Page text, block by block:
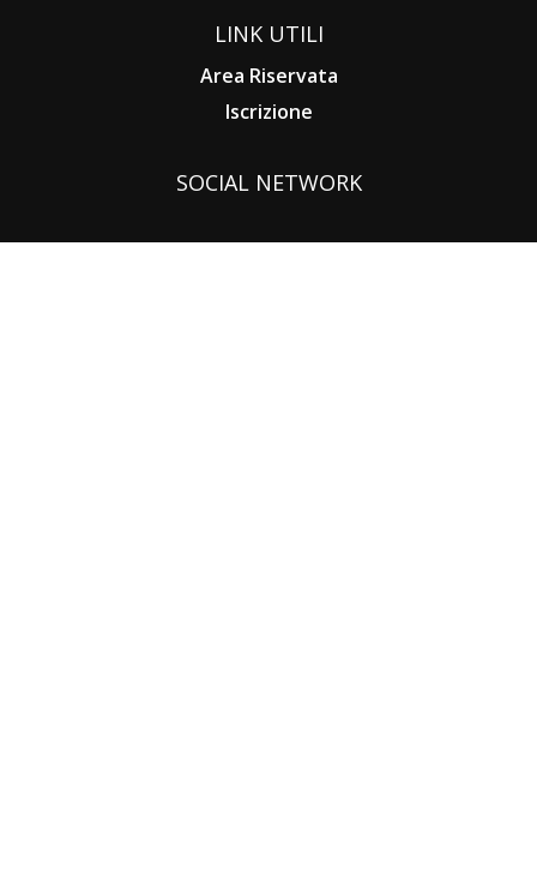
LINK UTILI
Area Riservata
Iscrizione
SOCIAL NETWORK